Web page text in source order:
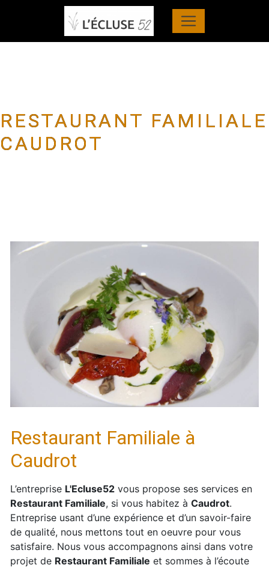
Panneau de gestion des cookies
RESTAURANT FAMILIALE
CAUDROT
Restaurant Familiale à
Caudrot
L’entreprise L'Ecluse52 vous propose ses services en
Restaurant Familiale, si vous habitez à Caudrot.
Entreprise usant d’une expérience et d’un savoir-faire
de qualité, nous mettons tout en oeuvre pour vous
satisfaire. Nous vous accompagnons ainsi dans votre
projet de Restaurant Familiale et sommes à l’écoute